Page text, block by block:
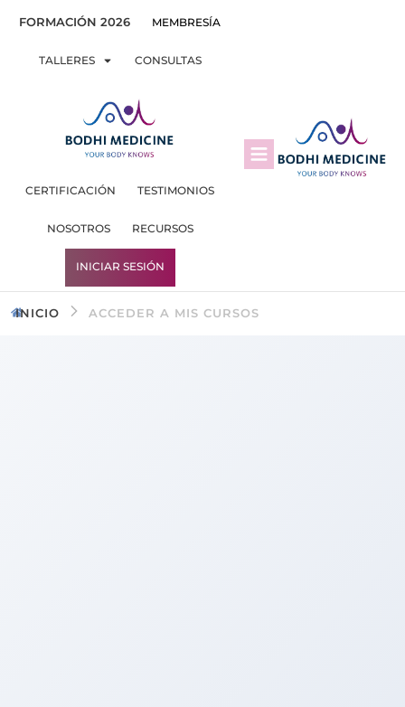
FORMACIÓN 2026 MEMBRESÍA
TALLERES CONSULTAS
CERTIFICACIÓN TESTIMONIOS
NOSOTROS RECURSOS
INICIAR SESIÓN
INICIO ACCEDER A MIS CURSOS